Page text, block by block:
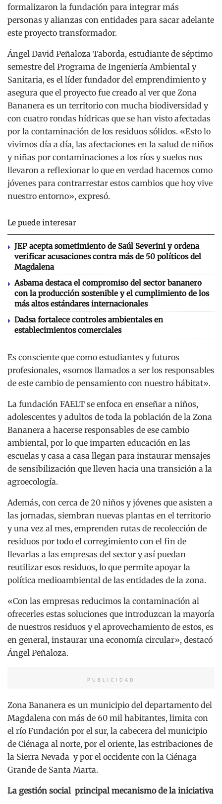
formalizaron la fundación para integrar más
personas y alianzas con entidades para sacar adelante
este proyecto transformador.
Ángel David Peñaloza Taborda, estudiante de séptimo
semestre del Programa de Ingeniería Ambiental y
Sanitaria, es el líder fundador del emprendimiento y
asegura que el proyecto fue creado al ver que Zona
Bananera es un territorio con mucha biodiversidad y
con cuatro rondas hídricas que se han visto afectadas
por la contaminación de los residuos sólidos. «Esto lo
vivimos día a día, las afectaciones en la salud de niños
y niñas por contaminaciones a los ríos y suelos nos
llevaron a reflexionar lo que en verdad hacemos como
jóvenes para contrarrestar estos cambios que hoy vive
nuestro entorno», expresó.
Le puede interesar
JEP acepta sometimiento de Saúl Severini y ordena
verificar acusaciones contra más de 50 políticos del
Magdalena
Asbama destaca el compromiso del sector bananero
con la producción sostenible y el cumplimiento de los
más altos estándares internacionales
Dadsa fortalece controles ambientales en
establecimientos comerciales
Es consciente que como estudiantes y futuros
profesionales, «somos llamados a ser los responsables
de este cambio de pensamiento con nuestro hábitat».
La fundación FAELT se enfoca en enseñar a niños,
adolescentes y adultos de toda la población de la Zona
Bananera a hacerse responsables de ese cambio
ambiental, por lo que imparten educación en las
escuelas y casa a casa llegan para instaurar mensajes
de sensibilización que lleven hacia una transición a la
agroecología.
Además, con cerca de 20 niños y jóvenes que asisten a
las jornadas, siembran nuevas plantas en el territorio
y una vez al mes, emprenden rutas de recolección de
residuos por todo el corregimiento con el fin de
llevarlas a las empresas del sector y así puedan
reutilizar esos residuos, lo que permite apoyar la
política medioambiental de las entidades de la zona.
«Con las empresas reducimos la contaminación al
ofrecerles estas soluciones que introduzcan la mayoría
de nuestros residuos y el aprovechamiento de estos, es
en general, instaurar una economía circular», destacó
Ángel Peñaloza.
PUBLICIDAD
Zona Bananera es un municipio del departamento del
Magdalena con más de 60 mil habitantes, limita con
el río Fundación por el sur, la cabecera del municipio
de Ciénaga al norte, por el oriente, las estribaciones de
la Sierra Nevada y por el occidente con la Ciénaga
Grande de Santa Marta.
La gestión social principal mecanismo de la iniciativa